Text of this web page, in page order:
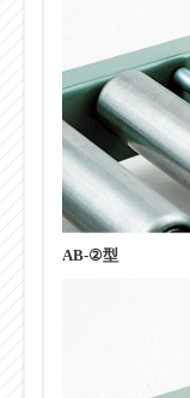
AB-②型